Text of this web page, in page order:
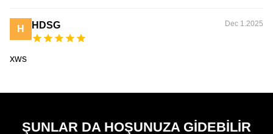
H HDSG Dec 1.2025
xws
ŞUNLAR DA HOŞUNUZA GIDEBILIR